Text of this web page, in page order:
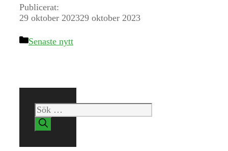
Publicerat:
29 oktober 202329 oktober 2023
Kategorier
Senaste nytt
Sök
efter: